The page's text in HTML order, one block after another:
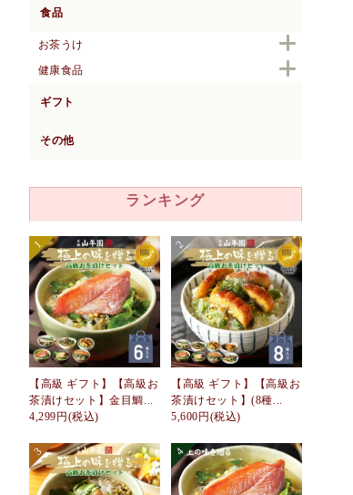
食品
お茶うけ
健康食品
ギフト
その他
ランキング
【高級 ギフト】【高級お
茶漬けセット】金目鯛...
4,299円 (税込)
【高級 ギフト】【高級お
茶漬けセット】(8種...
5,600円 (税込)